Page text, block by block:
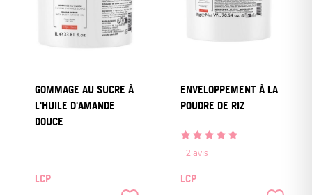
GOMMAGE AU SUCRE À
L'HUILE D'AMANDE
DOUCE
LCP
ENVELOPPEMENT À LA
POUDRE DE RIZ
2 avis
LCP